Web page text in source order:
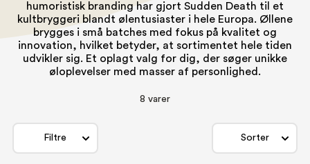
humoristisk branding har gjort Sudden Death til et
kultbryggeri blandt ølentusiaster i hele Europa. Øllene
brygges i små batches med fokus på kvalitet og
innovation, hvilket betyder, at sortimentet hele tiden
udvikler sig. Et oplagt valg for dig, der søger unikke
øloplevelser med masser af personlighed.
8 varer
Filtre Sorter